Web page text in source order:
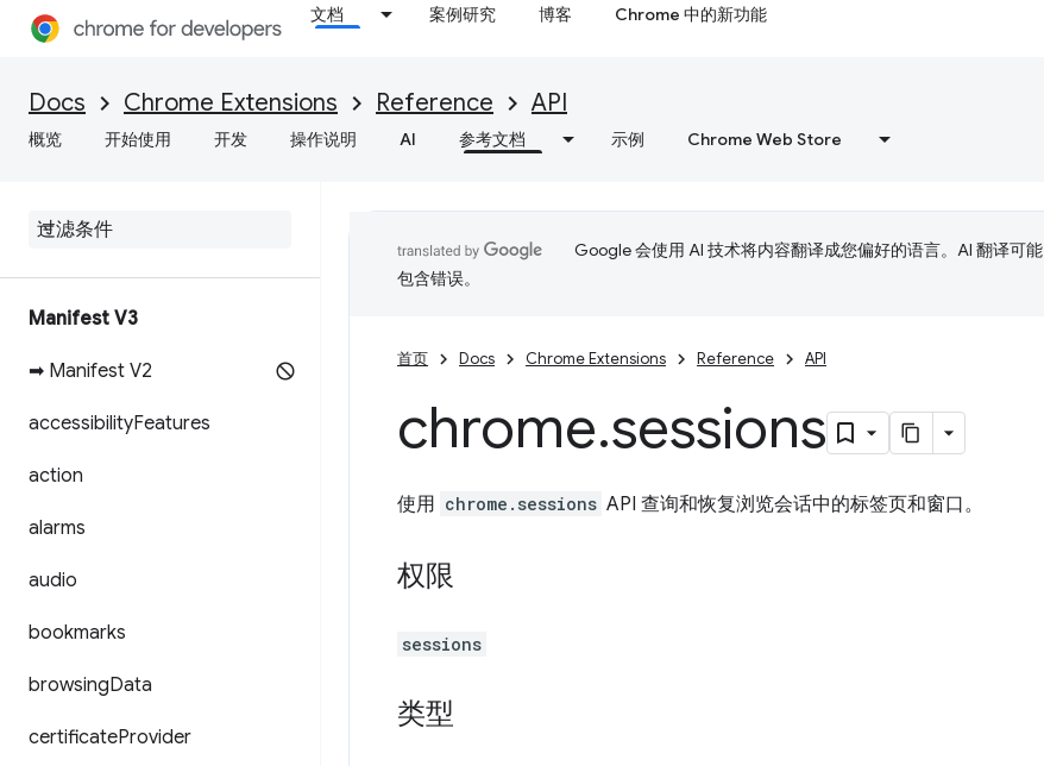
文档 案例研究 博客 Chrome 中的新功能
Docs Chrome Extensions Reference API
概览 开始使用 开发 操作说明 AI 参考文档 示例 Chrome Web Store
Manifest V3
➡ Manifest V2
accessibilityFeatures
action
alarms
audio
bookmarks
browsingData
certificateProvider
Google 会使用 AI 技术将内容翻译成您偏好的语言。AI 翻译可能
包含错误。
首页 Docs Chrome Extensions Reference API
chrome.sessions
使用 chrome.sessions API 查询和恢复浏览会话中的标签页和窗口。
权限
sessions
类型